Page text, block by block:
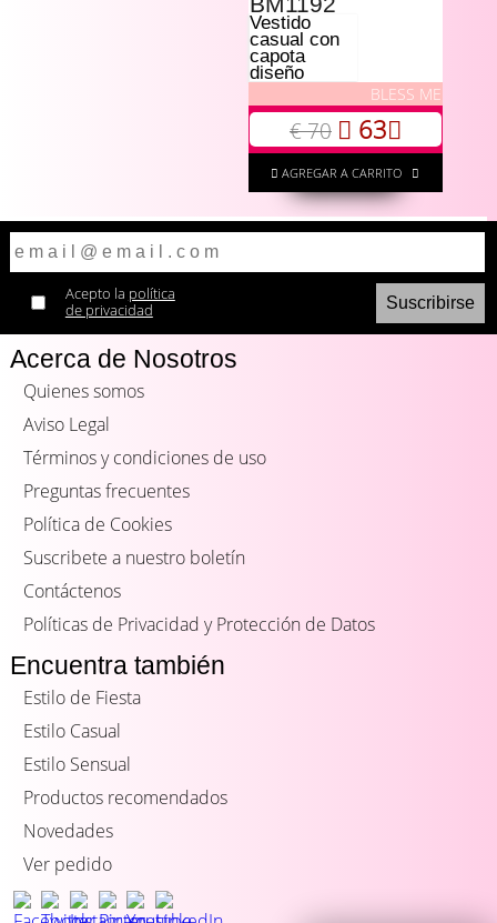
Vestido
casual con
capota
diseño
BLESS ME
€ 70 63
AGREGAR A CARRITO
Acepto la política
de privacidad
Acerca de Nosotros
Quienes somos
Aviso Legal
Términos y condiciones de uso
Preguntas frecuentes
Política de Cookies
Suscribete a nuestro boletín
Contáctenos
Políticas de Privacidad y Protección de Datos
Encuentra también
Estilo de Fiesta
Estilo Casual
Estilo Sensual
Productos recomendados
Novedades
Ver pedido